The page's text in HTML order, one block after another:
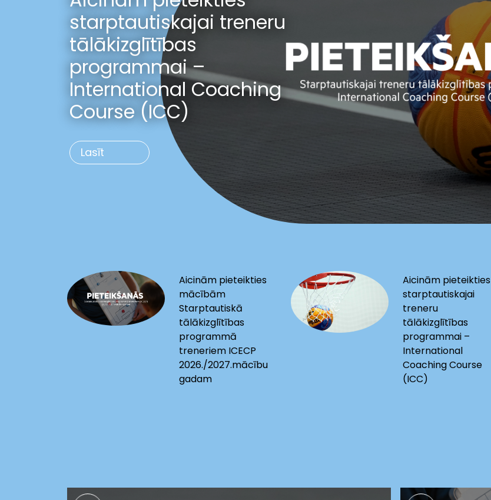
starptautiskajai treneru
tālākizglītības
programmai –
International Coaching
Course (ICC)
Lasīt
Aicinām pieteikties
mācībām
Starptautiskā
tālākizglītības
programmā
treneriem ICECP
2026./2027.mācību
gadam
Aicinām pieteikties
starptautiskajai
treneru
tālākizglītības
programmai –
International
Coaching Course
(ICC)